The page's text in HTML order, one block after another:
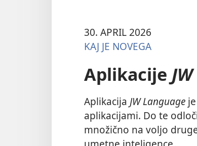
30. APRIL 2026
KAJ JE NOVEGA
Aplikacije
Aplikacija JW Language
aplikacijami. Do te
množično na voljo